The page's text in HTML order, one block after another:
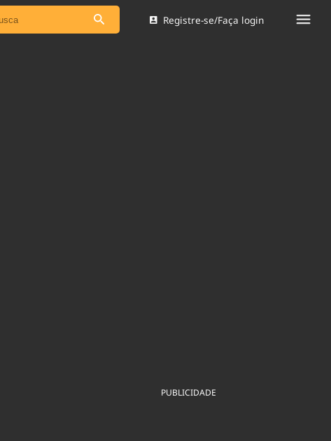
as notícias
& Tecnologia
Registre-se/Faça login
PUBLICIDADE